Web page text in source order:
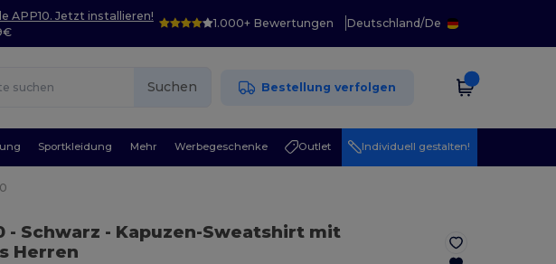
APP10. Jetzt installieren!
1.000+ Bewertungen Deutschland/De
Suchen Bestellung verfolgen
Sportkleidung Mehr Werbegeschenke Outlet Individuell gestalten!
- Schwarz - Kapuzen-Sweatshirt mit
Herren